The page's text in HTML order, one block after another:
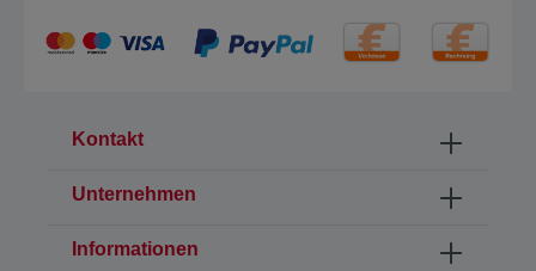
Kontakt
Unternehmen
Informationen